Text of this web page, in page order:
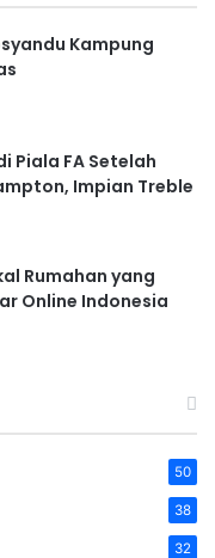
Kampung
Piala FA Setelah
Impian Treble
Rumahan yang
Online Indonesia
50
38
32